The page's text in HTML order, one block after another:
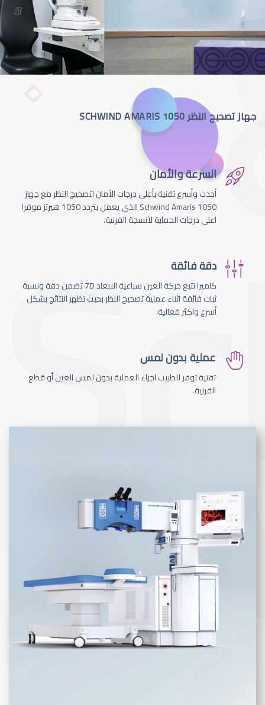
جهاز تصحيح النظر SCHWIND AMARIS 1050
السرعة والأمان
أحدث وأسرع تقنية بأعلى درجات الأمان لتصحيج النظر مع جهاز
Schwind Amaris 1050 الذي يعمل بتردد 1050 هيرتز موفرا
اعلى درجات الحماية لأنسجة القرنية.
دقة فائقة
كاميرا تتبع حركة العين سباعية الابعاد 7D تضمن دقة ونسبة
ثبات فائقة اثناء عملية تصحيح النظر بحيث تظهر النتائج بشكل
أسرع واكثر فعالية.
عملية بدون لمس
تقنية توفر للطبيب اجراء العملية بدون لمس العين أو قطع
القرنية.